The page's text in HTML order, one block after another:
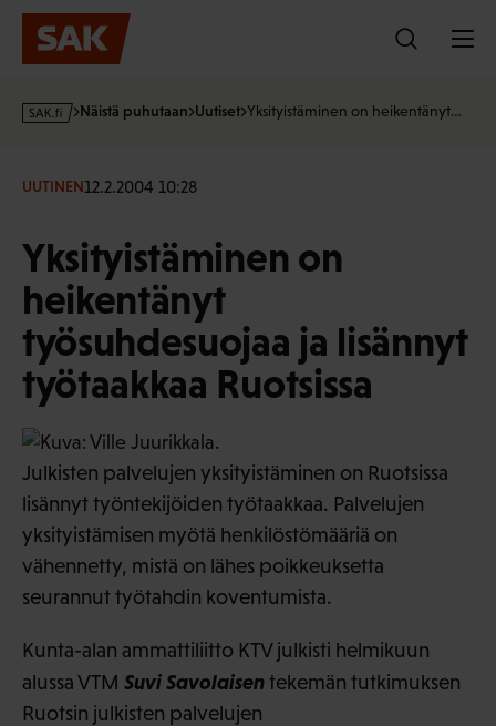
Hyppää
sisältöön
s
·
Näistä puhutaan Uutiset Yksityistäminen on heikentänyt…
UUTINEN12.2.2004 10:28
Yksityistäminen on
heikentänyt
työsuhdesuojaa ja lisännyt
työtaakkaa Ruotsissa
Julkisten palvelujen yksityistäminen on Ruotsissa
lisännyt työntekijöiden työtaakkaa. Palvelujen
yksityistämisen myötä henkilöstömääriä on
vähennetty, mistä on lähes poikkeuksetta
seurannut työtahdin koventumista.
Kunta-alan ammattiliitto KTV julkisti helmikuun
alussa VTM Suvi Savolaisentekemän tutkimuksen
Ruotsin julkisten palvelujen